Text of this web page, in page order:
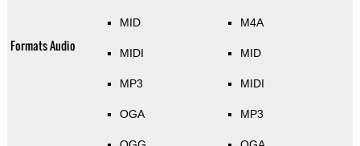
Formats Audio
MID
MIDI
MP3
OGA
M4A
MID
MIDI
MP3